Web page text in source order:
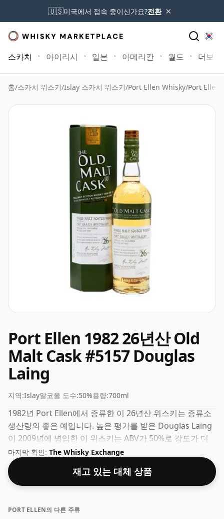
🇺🇸미국에서 접속 중이신가요?전환 ×
스카치 아이리시 일본 아메리칸 월드 더보기
홈/스카치 위스키/Islay 스카치 위스키/Port Ellen Whisky/Port Ellen
Port Ellen 1982 26년산 Old
Malt Cask #5157 Douglas
Laing
지역:Islay알코올 도수:50%용량:700ml
1982년 Port Ellen에서 증류한 이 26년산 위스키는 증류소
생산량의 좋은 예입니다. 높은 평가를 받은 Douglas Laing
이 2009년에 병입한 이 위스키는 ABV가 50%로 강도가 더
높은 위스키로 간주될 수 있습니다. 70cl의 일반 병입 크기
로 제공됩니다.
마지막 확인: The Whisky Exchange
재고 있는 대체 상품
PORT ELLEN의 다른 주류